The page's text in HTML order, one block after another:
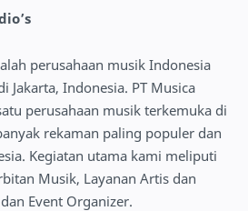
perusahaan musik Indonesia
Jakarta, Indonesia. PT Musica
perusahaan musik terkemuka di
rekaman paling populer dan
Kegiatan utama kami meliputi
Musik, Layanan Artis dan
Event Organizer.